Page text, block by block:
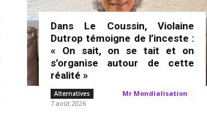
Dans Le Coussin, Violaine
Dutrop témoigne de l’inceste :
« On sait, on se tait et on
s’organise autour de cette
réalité »
Alternatives Mr Mondialisation -
7 août 2026